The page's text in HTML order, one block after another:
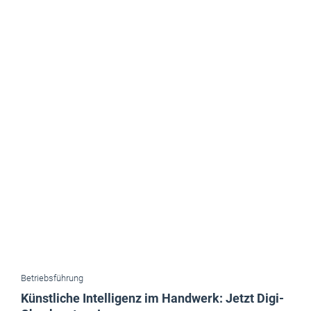
erweitert. Handwerksbetriebe können damit eine erste Einschätzung